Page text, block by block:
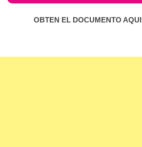
OBTEN EL DOCUMENTO AQUI